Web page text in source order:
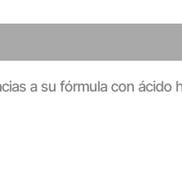
a su fórmula con ácido